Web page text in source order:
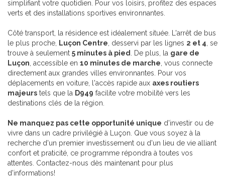
simplifiant votre quotidien. Pour vos loisirs, profitez des espaces
verts et des installations sportives environnantes.
Côté transport, la résidence est idéalement située. L'arrêt de bus
le plus proche, Luçon Centre, desservi par les lignes 2 et 4, se
trouve à seulement 5 minutes à pied. De plus, la gare de
Luçon, accessible en 10 minutes de marche, vous connecte
directement aux grandes villes environnantes. Pour vos
déplacements en voiture, l'accès rapide aux axes routiers
majeurs tels que la D949 facilite votre mobilité vers les
destinations clés de la région.
Ne manquez pas cette opportunité unique d'investir ou de
vivre dans un cadre privilégié à Luçon. Que vous soyez à la
recherche d'un premier investissement ou d'un lieu de vie alliant
confort et praticité, ce programme répondra à toutes vos
attentes. Contactez-nous dès maintenant pour plus
d'informations!